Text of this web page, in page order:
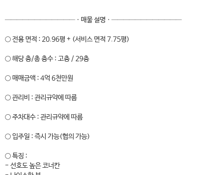
────────────ㆍ매물 설명ㆍ────────────
○ 전용 면적 : 20.96평 + (서비스 면적 7.75평)
○ 해당 층/총 층수 : 고층 / 29층
○ 매매금액 : 4억 6천만원
○ 관리비 : 관리규약에 따름
○ 주차대수 : 관리규약에 따름
○ 입주일 : 즉시 가능(협의 가능)
○ 특징 :
- 선호도 높은 코너칸